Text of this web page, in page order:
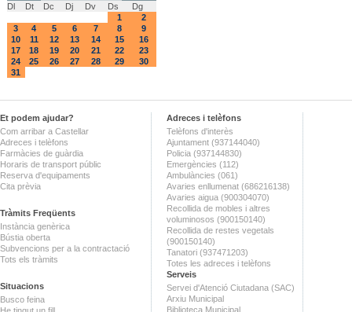
Dl
Dt Dc Dj Dv Ds
Dg
1
2
3
4 5 6 7 8
9
10
11 12 13 14 15
16
17
18 19 20 21 22
23
24
25 26 27 28 29
30
31
Et podem ajudar?
Com arribar a Castellar
Adreces i telèfons
Farmàcies de guàrdia
Horaris de transport públic
Reserva d'equipaments
Cita prèvia
Tràmits Freqüents
Instància genèrica
Bústia oberta
Subvencions per a la contractació
Tots els tràmits
Situacions
Busco feina
Adreces i telèfons
Telèfons d'interès
Ajuntament (937144040)
Policia (937144830)
Emergències (112)
Ambulàncies (061)
Avaries enllumenat (686216138)
Avaries aigua (900304070)
Recollida de mobles i altres
voluminosos (900150140)
Recollida de restes vegetals
(900150140)
Tanatori (937471203)
Totes les adreces i telèfons
Serveis
Servei d'Atenció Ciutadana (SAC)
Arxiu Municipal
Biblioteca Municipal